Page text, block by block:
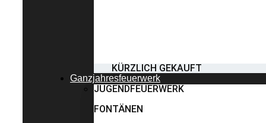
KÜRZLICH GEKAUFT
Ganzjahresfeuerwerk
JUGENDFEUERWERK
FONTÄNEN